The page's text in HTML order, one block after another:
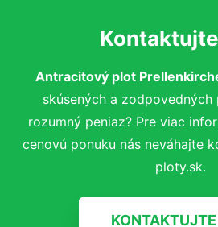
Antracitový plot
skúsených a
rozumný peniaz? Pre viac
cenovú ponuku nás neváhajte
ploty.sk.